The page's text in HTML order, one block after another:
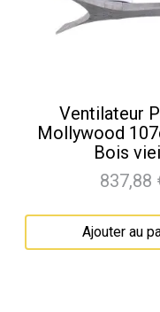
Ventilateur
Mollywood
Bois
Prix
837,88
Ajouter au